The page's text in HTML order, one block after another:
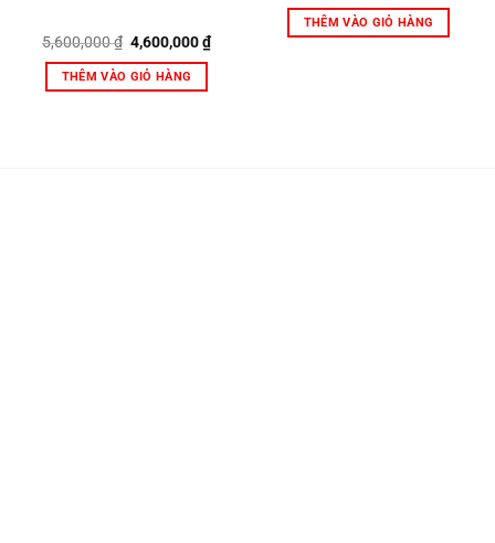
5,600,000₫ Giá
gốc
là:
5,600,000 ₫.
4,600,000₫Giá
hiện
THÊM VÀO GIỎ HÀNG
THÊM VÀO GIỎ HÀNG